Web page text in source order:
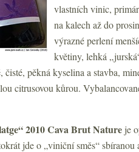
vlastních vinic,
na kalech až do
výrazné perlení
květiny, lehká
čisté, pěkná kyselina a stavba,
citrusovou kůrou.
2010 Cava Brut Nature je
jde o „viniční směs“ sbíranou